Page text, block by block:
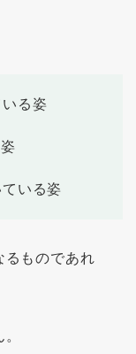
いる姿
いる姿
るものであれ